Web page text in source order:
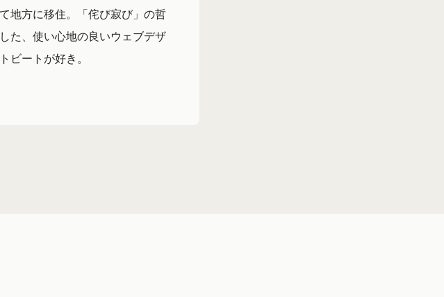
地方に移住。「侘び寂び」の哲
た、使い心地の良いウェブデザ
ビートが好き。